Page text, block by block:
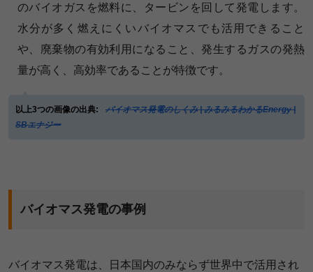
のバイオガスを燃料に、タービンを回して発電します。
水分が多く燃えにくいバイオマスでも活用できること
や、廃棄物の有効利用になること、発生するガスの発熱
量が高く、高効率であることが特徴です。
以上3つの画像の出典:
バイオマス発電のしくみ | みるみるわかるEnergy |
SBエナジー
バイオマス発電の事例
バイオマス発電は、日本国内のみならず世界中で活用され